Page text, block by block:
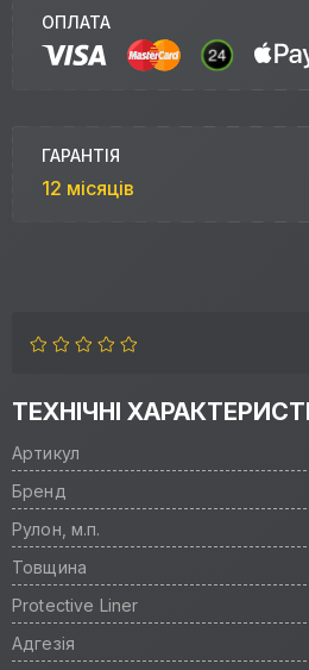
ТЕХНІЧНІ
Артикул
Бренд
Рулон, м.п.
Товщина
Protective Liner
Адгезія
ОПЛАТА
ГАРАНТІЯ
12 місяців